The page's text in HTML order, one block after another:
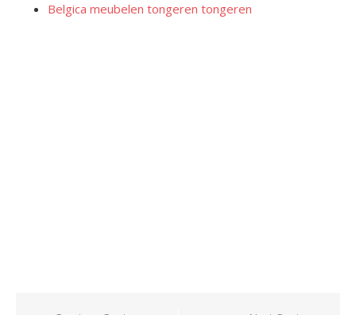
Belgica meubelen tongeren tongeren